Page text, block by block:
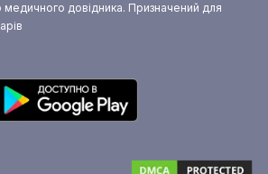
медичного довідника. Призначений для